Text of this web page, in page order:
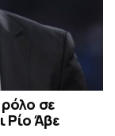
σε
Ρίο Άβε